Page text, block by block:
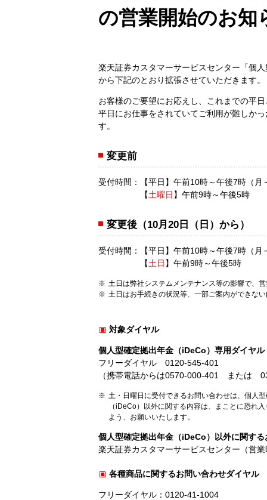
の営業開始のお知
楽天証券カスタマーサービスセンター「個
から下記のとおり拡張させていただきます。
お客様のご要望にお応えし、これまでの平
平日にお仕事をされていてご利用が難しか
す。
変更前
受付時間：【平日】午前10時～午後7時（月
【土曜日 】午前9時～午後5時
変更後（10月20日（日）から）
受付時間：【平日】午前10時～午後7時（月
【土日 】午前9時～午後5時
土日は弊社システムメンテナンス等の影響で、
土日はお手続きの状況等、一部ご案内ができな
対象ダイヤル
個人型確定拠出年金（iDeCo）専用ダイヤル
フリーダイヤル 0120-545-401
（携帯電話からは0570-000-401 または
土・日曜日に受付できるお問い合わせは、個人
（iDeCo）以外に関する内容は、まことに恐れ
よう、お願いいたします。
個人型確定拠出年金（iDeCo）以外に関す
楽天証券カスタマーサービスセンター（営
各種商品に関するお問い合わせダイヤル
フリーダイヤル：0120-41-1004